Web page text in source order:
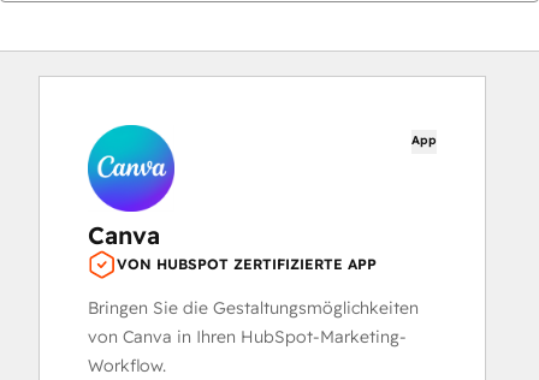
App
Canva
VON HUBSPOT ZERTIFIZIERTE APP
Bringen Sie die Gestaltungsmöglichkeiten
von Canva in Ihren HubSpot-Marketing-
Workflow.